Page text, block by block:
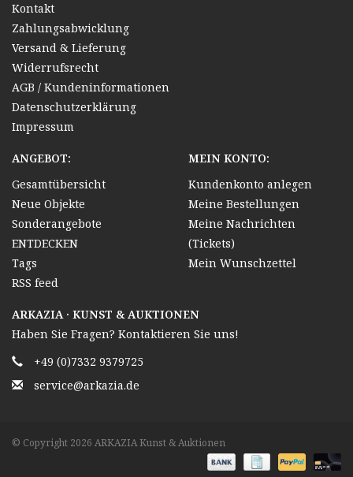
Kontakt
Zahlungsabwicklung
Versand & Lieferung
Widerrufsrecht
AGB / Kundeninformationen
Datenschutzerklärung
Impressum
ANGEBOT:
Gesamtübersicht
Neue Objekte
Sonderangebote
ENTDECKEN
Tags
RSS feed
MEIN KONTO:
Kundenkonto anlegen
Meine Bestellungen
Meine Nachrichten
(Tickets)
Mein Wunschzettel
ARKAZIA · KUNST & AUKTIONEN
Haben Sie Fragen? Kontaktieren Sie uns!
+49 (0)7332 9379725
service@arkazia.de
© Copyright 2026 ARKAZIA Kunst & Auktionen